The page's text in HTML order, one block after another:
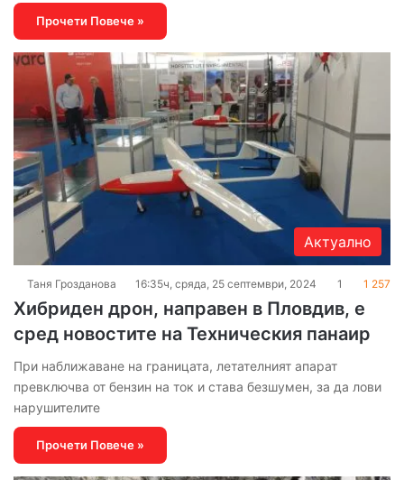
Прочети Повече »
Актуално
Таня Грозданова 16:35ч, сряда, 25 септември, 2024 1 1 257
Хибриден дрон, направен в Пловдив, е
сред новостите на Техническия панаир
При наближаване на границата, летателният апарат
превключва от бензин на ток и става безшумен, за да лови
нарушителите
Прочети Повече »